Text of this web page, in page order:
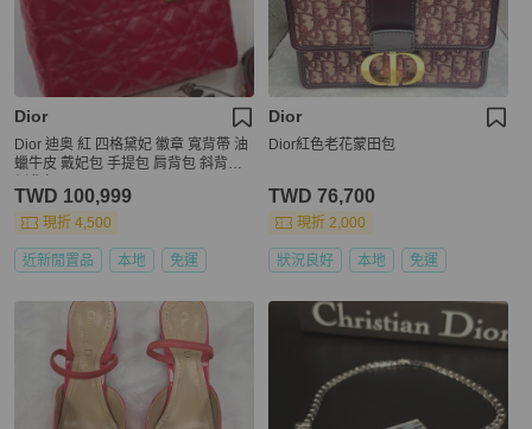
Dior
Dior 迪奥 紅 四格黛妃 徽章 寬背帶 油
蠟牛皮 戴妃包 手提包 肩背包 斜背包
TWD 100,999
現折 4,500
近新閒置品 本地 免運
Dior
Dior紅色老花蒙田包
TWD 76,700
現折 2,000
狀況良好 本地 免運